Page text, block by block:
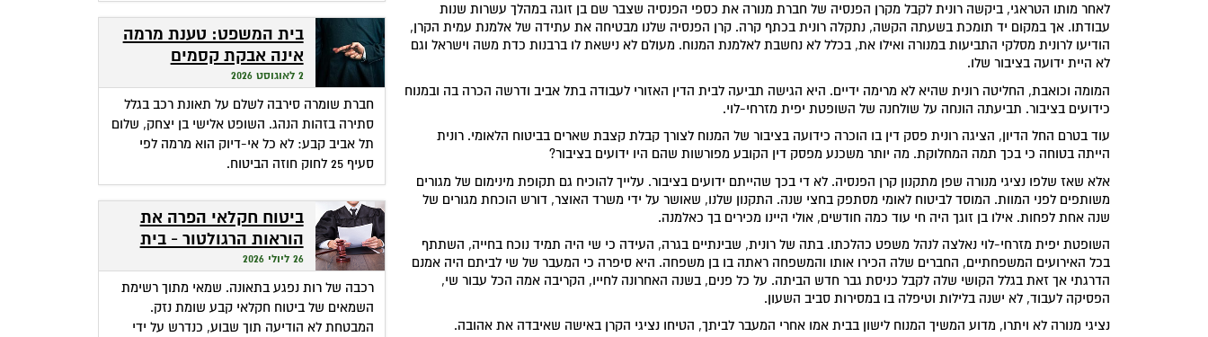
לאחר מותו הטראגי, ביקשה רונית לקבל מקרן הפנסיה של חברת מנורה את כספי הפנסיה שצבר שם בן זוגה במהלך עשרות שנות
עבודתו. אך במקום יד תומכת בשעתה הקשה, נתקלה רונית בכתף קרה. קרן הפנסיה שלנו מבטיחה את עתידה של אלמנת עמית הקרן,
הודיעו לרונית מסלקי התביעות במנורה ואילו את, בכלל לא נחשבת לאלמנת המנוח. מעולם לא נישאת לו ברבנות כדת משה וישראל וגם
לא היית ידועה בציבור שלו.
המומה וכואבת, החליטה רונית שהיא לא מרימה ידיים. היא הגישה תביעה לבית הדין האזורי לעבודה בתל אביב ודרשה הכרה בה ובמנוח
כידועים בציבור. תביעתה הונחה על שולחנה של השופטת יפית מזרחי-לוי.
עוד בטרם החל הדיון, הציגה רונית פסק דין בו הוכרה כידועה בציבור של המנוח לצורך קבלת קצבת שארים בביטוח הלאומי. רונית
הייתה בטוחה כי בכך תמה המחלוקת. מה יותר משכנע מפסק דין הקובע מפורשות שהם היו ידועים בציבור?
אלא שאז שלפו נציגי מנורה שפן מתקנון קרן הפנסיה. לא די בכך שהייתם ידועים בציבור. עלייך להוכיח גם תקופת מינימום של מגורים
משותפים לפני המוות. המוסד לביטוח לאומי מסתפק בחצי שנה. התקנון שלנו, שאושר על ידי משרד האוצר, דורש הוכחת מגורים של
שנה אחת לפחות. אילו בן זוגך היה חי עוד כמה חודשים, אולי היינו מכירים בך כאלמנה.
השופטת יפית מזרחי-לוי נאלצה לנהל משפט כהלכתו. בתה של רונית, שבינתיים בגרה, העידה כי שי היה תמיד נוכח בחייה, השתתף
בכל האירועים המשפחתיים, החברים שלה הכירו אותו והמשפחה ראתה בו בן משפחה. היא סיפרה כי המעבר של שי לביתם היה אמנם
הדרגתי אך זאת בגלל הקושי שלה לקבל כניסת גבר חדש הביתה. על כל פנים, בשנה האחרונה לחייו, הקריבה אמה הכל עבור שי,
הפסיקה לעבוד, לא ישנה בלילות וטיפלה בו במסירות סביב השעון.
נציגי מנורה לא ויתרו, מדוע המשיך המנוח לישון בבית אמו אחרי המעבר לביתך, הטיחו נציגי הקרן באישה שאיבדה את אהובה.
בית המשפט: טענת מרמה
אינה אבקת קסמים
שהופכת אי-דיוק לפטור
מתשלום
2 לאוגוסט 2026
חברת שומרה סירבה לשלם על תאונת רכב בגלל
סתירה בזהות הנהג. השופט אלישי בן יצחק, שלום
תל אביב קבע: לא כל אי-דיוק הוא מרמה לפי
סעיף 25 לחוק חוזה הביטוח.
ביטוח חקלאי הפרה את
הוראות הרגולטור - בית
המשפט חילץ אותה
26 ליולי 2026
רכבה של רות נפגע בתאונה. שמאי מתוך רשימת
השמאים של ביטוח חקלאי קבע שומת נזק.
המבטחת לא הודיעה תוך שבוע, כנדרש על ידי